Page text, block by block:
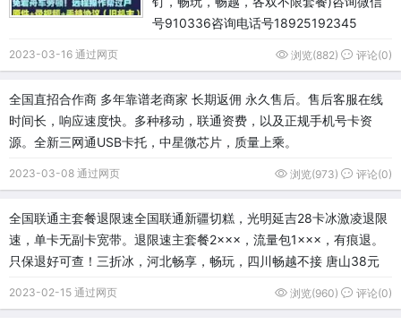
号910336咨询电话号18925192345
2023-03-16 通过网页 浏览(882) 评论(0)
全国直招合作商 多年靠谱老商家 长期返佣 永久售后。售后客服在线
时间长，响应速度快。多种移动，联通资费，以及正规手机号卡资
源。全新三网通USB卡托，中星微芯片，质量上乘。
2023-03-08 通过网页 浏览(973) 评论(0)
全国联通主套餐退限速全国联通新疆切糕，光明延吉28卡冰激凌退限
速，单卡无副卡宽带。退限速主套餐2×××，流量包1×××，有痕退。
只保退好可查！三折冰，河北畅享，畅玩，四川畅越不接 唐山38元
2023-02-15 通过网页 浏览(960) 评论(0)